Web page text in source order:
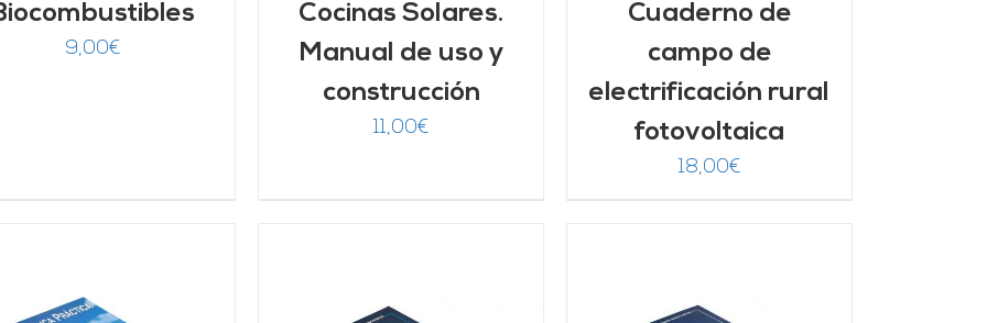
9,00€
Cocinas Solares.
Manual de uso y
construcción
11,00€
Cuaderno de
campo de
electrificación rural
fotovoltaica
18,00€